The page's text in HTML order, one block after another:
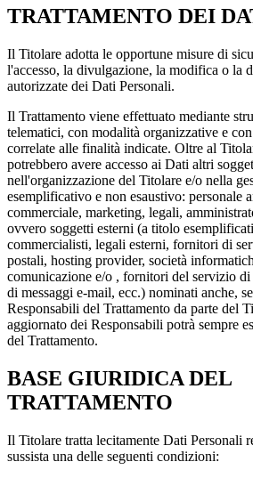
TRATTAMENTO DEI
Il Titolare adotta le opportune misure di
l'accesso, la divulgazione, la modifica o la
autorizzate dei Dati Personali.
Il Trattamento viene effettuato mediante
telematici, con modalità organizzative e
correlate alle finalità indicate. Oltre al
potrebbero avere accesso ai Dati altri
nell'organizzazione del Titolare e/o nella
esemplificativo e non esaustivo: personale
commerciale, marketing, legali,
ovvero soggetti esterni (a titolo
commercialisti, legali esterni, fornitori di
postali, hosting provider, società
comunicazione e/o , fornitori del servizio
di messaggi e-mail, ecc.) nominati anche,
Responsabili del Trattamento da parte del
aggiornato dei Responsabili potrà sempre
del Trattamento.
BASE GIURIDICA DEL
TRATTAMENTO
Il Titolare tratta lecitamente Dati Personali
sussista una delle seguenti condizioni: